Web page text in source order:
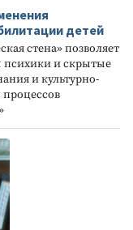
детей
стена» позволяет
психики и скрытые
и культурно-